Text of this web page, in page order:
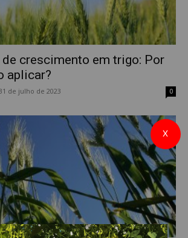
de crescimento em trigo: Por
aplicar?
de julho de 2023 0
X